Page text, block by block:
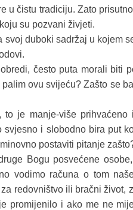
u čistu tradiciju. Zato
su pozvani živjeti.
duboki sadržaj u kojem
često puta morali biti
ovu svijeću? Zašto se
je manje-više
i slobodno bira put
postaviti pitanje
Bogu posvećene
vodimo računa o tom
redovništvo ili bračni život,
promijenilo i ako me ne